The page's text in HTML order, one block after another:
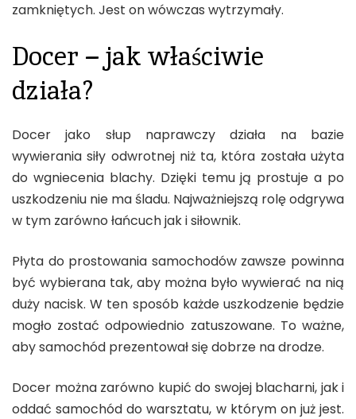
zamkniętych. Jest on wówczas wytrzymały.
Docer – jak właściwie
działa?
Docer jako słup naprawczy działa na bazie
wywierania siły odwrotnej niż ta, która została użyta
do wgniecenia blachy. Dzięki temu ją prostuje a po
uszkodzeniu nie ma śladu. Najważniejszą rolę odgrywa
w tym zarówno łańcuch jak i siłownik.
Płyta do prostowania samochodów zawsze powinna
być wybierana tak, aby można było wywierać na nią
duży nacisk. W ten sposób każde uszkodzenie będzie
mogło zostać odpowiednio zatuszowane. To ważne,
aby samochód prezentował się dobrze na drodze.
Docer można zarówno kupić do swojej blacharni, jak i
oddać samochód do warsztatu, w którym on już jest.